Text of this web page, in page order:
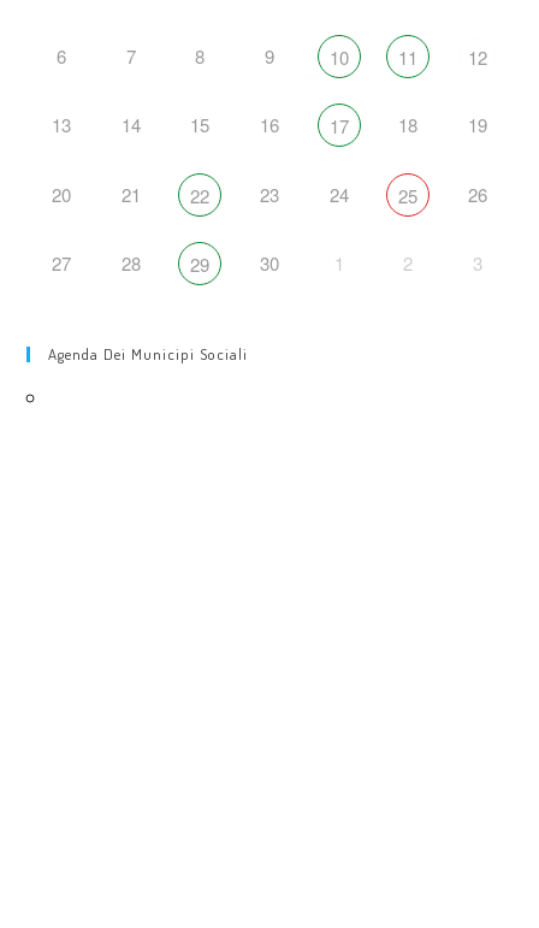
6 7 8 9 10 11 12
13 14 15 16 17 18 19
20 21 22 23 24 25 26
27 28 29 30 1 2 3
Agenda Dei Municipi Sociali